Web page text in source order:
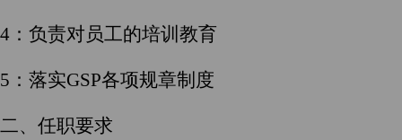
4 ：负责对员工的培训教育
5 ：落实GSP各项规章制度
二、任职要求